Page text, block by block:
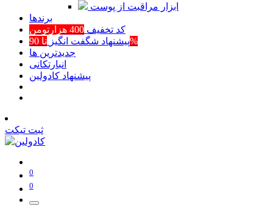
ابزار مراقبت از پوست
برند‌ها
کد تخفیف 400 هزارتومن
پیشنهاد شگفت انگیزتا 90%
جدیدترین ها
انبارتکانی
پیشنهاد کادولین
ثبت تیکت
0
0